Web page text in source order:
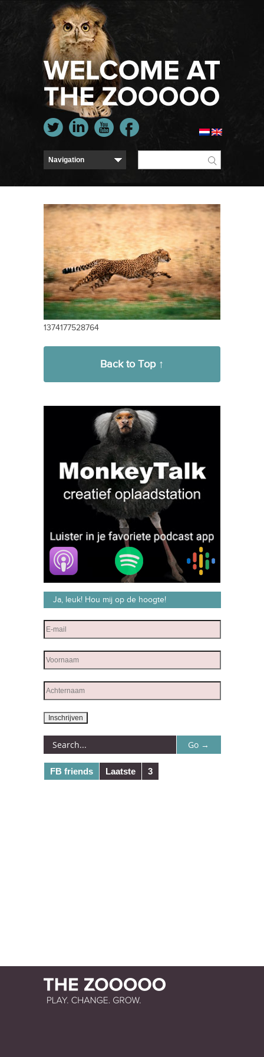
1374177528764
Back to Top ↑
Ja, leuk! Hou mij op de hoogte!
FB friends Laatste 3